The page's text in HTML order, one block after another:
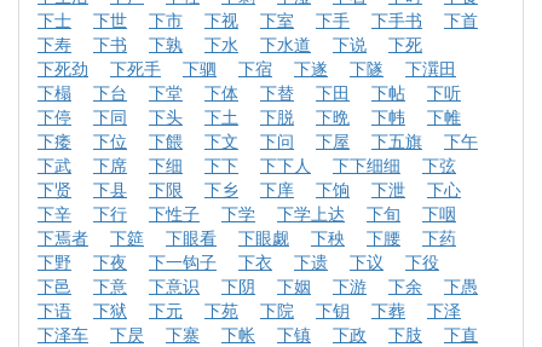
下士
下世 下市 下视 下室 下手 下手书
下首
下寿
下书 下孰 下水 下水道 下说
下死
下死劲
下死手 下驷 下宿 下遂 下隧
下潠田
下榻
下台 下堂 下体 下替 下田 下帖
下听
下停
下同 下头 下土 下脱 下晩 下帏
下帷
下痿
下位 下餵 下文 下问 下屋 下五旗
下午
下武
下席 下细 下下 下下人 下下细细
下弦
下贤
下县 下限 下乡 下庠 下饷 下泄
下心
下辛
下行 下性子 下学 下学上达 下旬
下咽
下焉者
下筵 下眼看 下眼觑 下秧 下腰
下药
下野
下夜 下一钩子 下衣 下遗 下议
下役
下邑
下意 下意识 下阴 下姻 下游 下余
下愚
下语
下狱 下元 下苑 下院 下钥 下葬
下泽
下泽车
下昃 下寨 下帐 下镇 下政 下肢
下直